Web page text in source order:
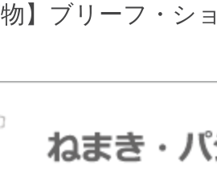
物】ブリーフ・シ